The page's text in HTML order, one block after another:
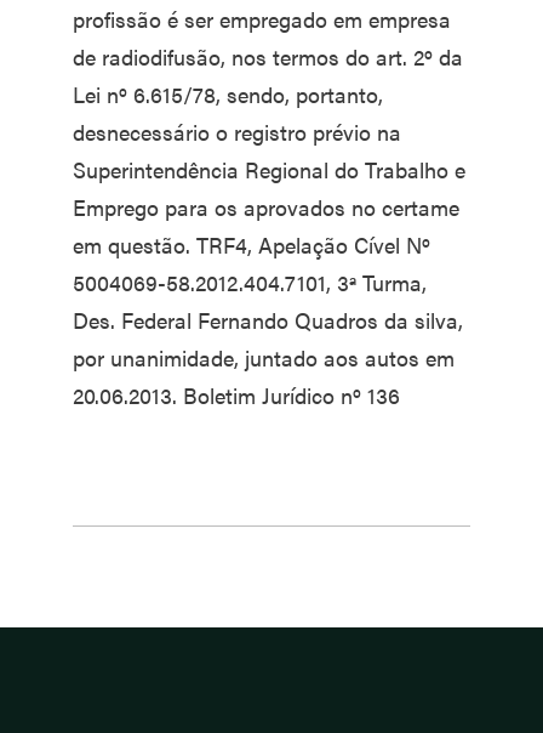
profissão é ser empregado em empresa
de radiodifusão, nos termos do art. 2º da
Lei nº 6.615/78, sendo, portanto,
desnecessário o registro prévio na
Superintendência Regional do Trabalho e
Emprego para os aprovados no certame
em questão. TRF4, Apelação Cível Nº
5004069-58.2012.404.7101, 3ª Turma,
Des. Federal Fernando Quadros da silva,
por unanimidade, juntado aos autos em
20.06.2013. Boletim Jurídico nº 136